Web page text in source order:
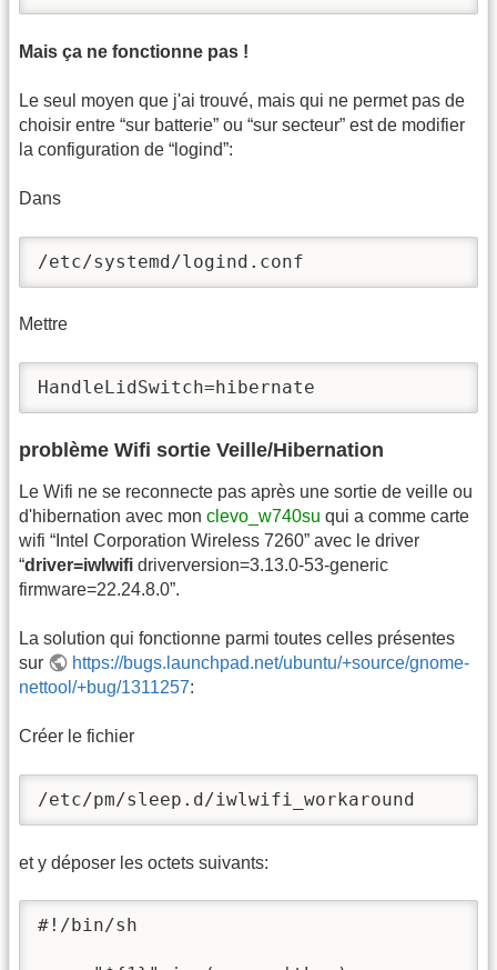
Mais ça ne fonctionne pas !
Le seul moyen que j'ai trouvé, mais qui ne permet pas de
choisir entre “sur batterie” ou “sur secteur” est de modifier
la configuration de “logind”:
Dans
/etc/systemd/logind.conf
Mettre
HandleLidSwitch=hibernate
problème Wifi sortie Veille/Hibernation
Le Wifi ne se reconnecte pas après une sortie de veille ou
d'hibernation avec mon clevo_w740su qui a comme carte
wifi “Intel Corporation Wireless 7260” avec le driver
“driver=iwlwifi driverversion=3.13.0-53-generic
firmware=22.24.8.0”.
La solution qui fonctionne parmi toutes celles présentes
sur
https://bugs.launchpad.net/ubuntu/+source/gnome-
nettool/+bug/1311257:
Créer le fichier
/etc/pm/sleep.d/iwlwifi_workaround
et y déposer les octets suivants:
#!/bin/sh